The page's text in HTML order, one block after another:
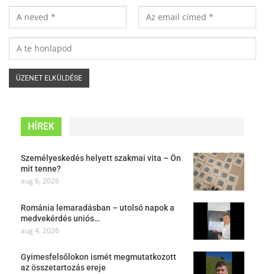
HÍREK
Személyeskedés helyett szakmai vita – Ön
mit tenne?
aug 6, 2026
Románia lemaradásban – utolsó napok a
medvekérdés uniós…
aug 4, 2026
Gyimesfelsőlokon ismét megmutatkozott
az összetartozás ereje